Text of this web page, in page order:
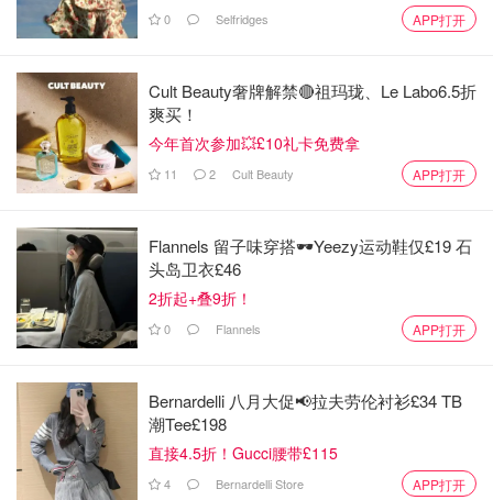
0 Selfridges APP打开
Cult Beauty奢牌解禁🔴祖玛珑、Le Labo6.5折
爽买！
今年首次参加💥£10礼卡免费拿
11 2 Cult Beauty APP打开
Flannels 留子味穿搭🕶️Yeezy运动鞋仅£19 石
头岛卫衣£46
2折起+叠9折！
0 Flannels APP打开
Bernardelli 八月大促📢拉夫劳伦衬衫£34 TB
潮Tee£198
直接4.5折！Gucci腰带£115
4 Bernardelli Store APP打开